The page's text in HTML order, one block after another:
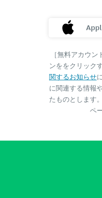
［無料アカウ
ンををクリック
関するお知らせ
に関連する情報
たものとします
ペ